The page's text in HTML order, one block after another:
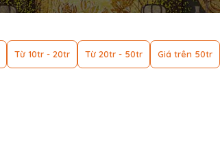
Từ 10tr - 20tr Từ 20tr - 50tr Giá trên 50tr